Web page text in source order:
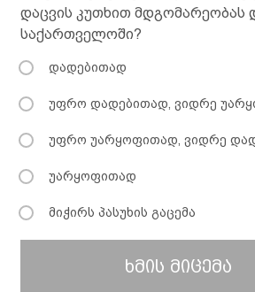
დაცვის კუთხით მდგომარეობას
საქართველოში?
დადებითად
უფრო დადებითად, ვიდრე
უფრო უარყოფითად, ვიდრე
უარყოფითად
მიჭირს პასუხის გაცემა
ხმის მიცემა